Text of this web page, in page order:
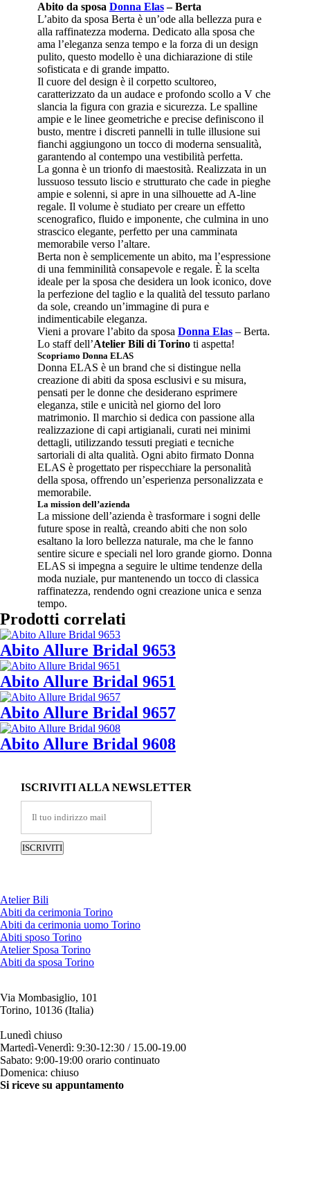
Abito da sposa Donna Elas– Berta
L’abito da sposa Berta è un’ode alla bellezza pura e
alla raffinatezza moderna. Dedicato alla sposa che
ama l’eleganza senza tempo e la forza di un design
pulito, questo modello è una dichiarazione di stile
sofisticata e di grande impatto.
Il cuore del design è il corpetto scultoreo,
caratterizzato da un audace e profondo scollo a V che
slancia la figura con grazia e sicurezza. Le spalline
ampie e le linee geometriche e precise definiscono il
busto, mentre i discreti pannelli in tulle illusione sui
fianchi aggiungono un tocco di moderna sensualità,
garantendo al contempo una vestibilità perfetta.
La gonna è un trionfo di maestosità. Realizzata in un
lussuoso tessuto liscio e strutturato che cade in pieghe
ampie e solenni, si apre in una silhouette ad A-line
regale. Il volume è studiato per creare un effetto
scenografico, fluido e imponente, che culmina in uno
strascico elegante, perfetto per una camminata
memorabile verso l’altare.
Berta non è semplicemente un abito, ma l’espressione
di una femminilità consapevole e regale. È la scelta
ideale per la sposa che desidera un look iconico, dove
la perfezione del taglio e la qualità del tessuto parlano
da sole, creando un’immagine di pura e
indimenticabile eleganza.
Vieni a provare l’abito da sposa Donna Elas– Berta.
Lo staff dell’Atelier Bili di Torinoti aspetta!
Scopriamo Donna ELAS
Donna ELAS è un brand che si distingue nella
creazione di abiti da sposa esclusivi e su misura,
pensati per le donne che desiderano esprimere
eleganza, stile e unicità nel giorno del loro
matrimonio. Il marchio si dedica con passione alla
realizzazione di capi artigianali, curati nei minimi
dettagli, utilizzando tessuti pregiati e tecniche
sartoriali di alta qualità. Ogni abito firmato Donna
ELAS è progettato per rispecchiare la personalità
della sposa, offrendo un’esperienza personalizzata e
memorabile.
La mission dell’azienda
La missione dell’azienda è trasformare i sogni delle
future spose in realtà, creando abiti che non solo
esaltano la loro bellezza naturale, ma che le fanno
sentire sicure e speciali nel loro grande giorno. Donna
ELAS si impegna a seguire le ultime tendenze della
moda nuziale, pur mantenendo un tocco di classica
raffinatezza, rendendo ogni creazione unica e senza
tempo.
Prodotti correlati
Abito Allure Bridal 9653
Abito Allure Bridal 9651
Abito Allure Bridal 9657
Abito Allure Bridal 9608
ISCRIVITI ALLA NEWSLETTER
Atelier Bili
Abiti da cerimonia Torino
Abiti da cerimonia uomo Torino
Abiti sposo Torino
Atelier Sposa Torino
Abiti da sposa Torino
Via Mombasiglio, 101
Torino, 10136 (Italia)
Lunedì chiuso
Martedì-Venerdì: 9:30-12:30 / 15.00-19.00
Sabato: 9:00-19:00 orario continuato
Domenica: chiuso
Si riceve su appuntamento